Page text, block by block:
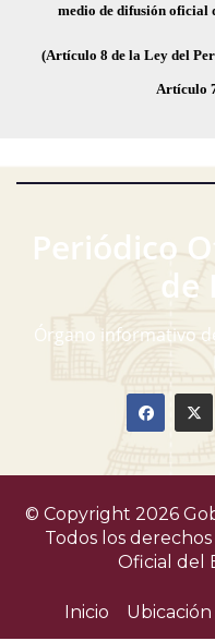
medio de difusión oficial
(Artículo 8 de la Ley del
Artículo
Periódico
de
Órgano informativo
© Copyright 2026
Todos los
Oficial del
Inicio Ubicación